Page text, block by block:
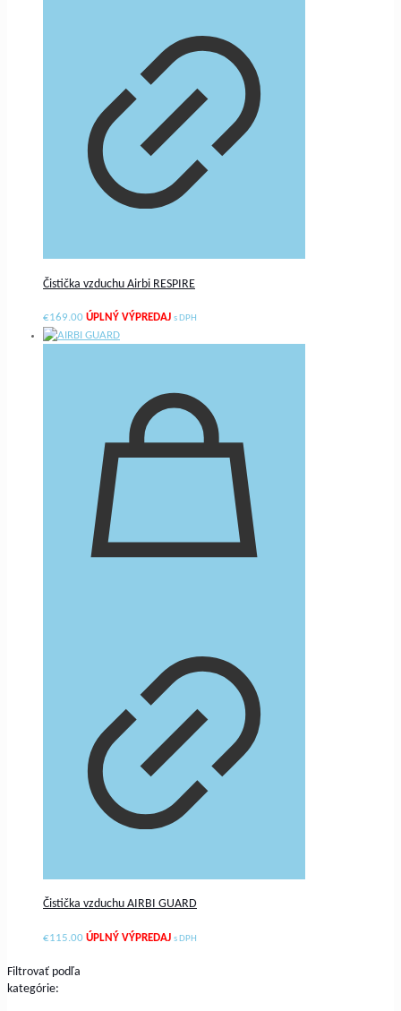
Čistička vzduchu Airbi RESPIRE
€169.00 s DPH
Čistička vzduchu AIRBI GUARD
€115.00 s DPH
Filtrovať podľa
kategórie: